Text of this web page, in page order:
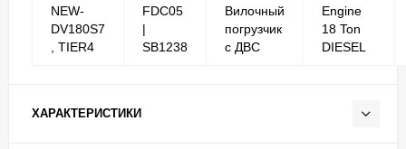
NEW-
DV180S7
, TIER4
FDC05
|
SB1238
Вилочный
погрузчик
с ДВС
Engine
18 Ton
DIESEL
ХАРАКТЕРИСТИКИ